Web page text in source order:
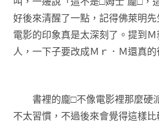
好後來清醒了一點，記得佛萊明
電影的印象真是太深刻了。提到
人，一下子要改成Ｍｒ．Ｍ還真的
書裡的龐□不像電影裡那麼硬
不太習慣，不過後來會覺得這樣比